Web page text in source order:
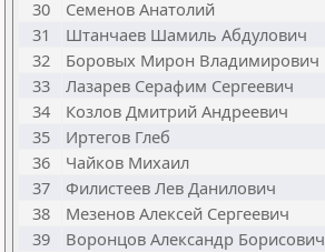
30
Семенов Анатолий
31
Штанчаев Шамиль Абдулович
32
Боровых Мирон Владимирович
33
Лазарев Серафим Сергеевич
34
Козлов Дмитрий Андреевич
35
Иртегов Глеб
36
Чайков Михаил
37
Филистеев Лев Данилович
38
Мезенов Алексей Сергеевич
39
Воронцов Александр Борисович